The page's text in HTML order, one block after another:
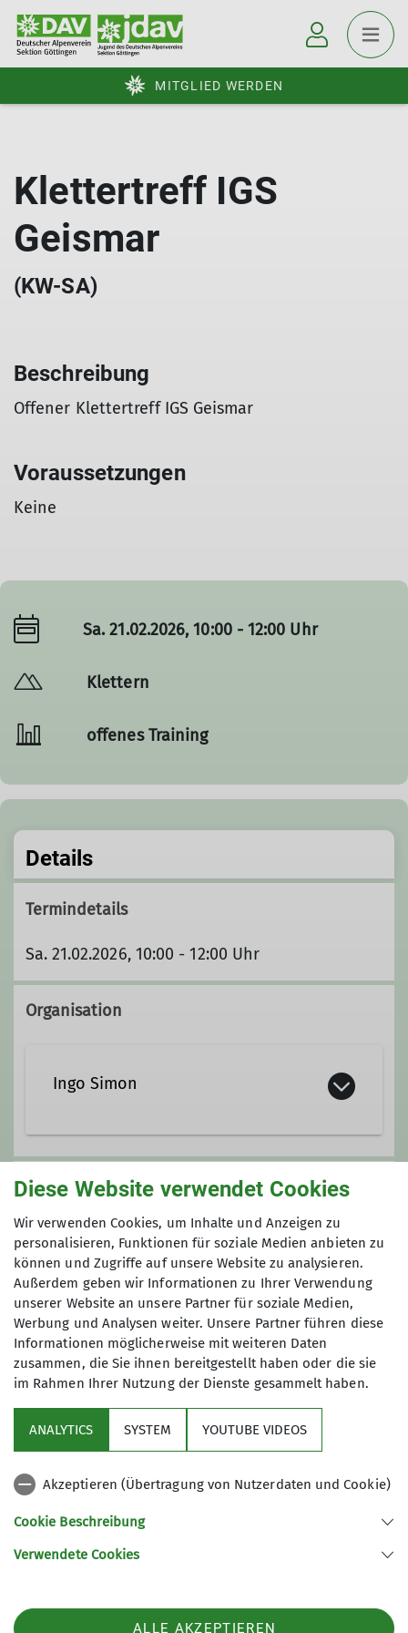
MITGLIED WERDEN
Klettertreff IGS
Geismar
(KW-SA)
Beschreibung
Offener Klettertreff IGS Geismar
Voraussetzungen
Keine
Sa. 21.02.2026, 10:00 - 12:00 Uhr
Klettern
offenes Training
Details
Termindetails
Sa. 21.02.2026, 10:00 - 12:00 Uhr
Organisation
Ingo Simon
ingo.simon@davgoettingen.de
Qualifikationen
Trainer*in C Sportklettern Breitensport
Ämter
Klettergebietsbetreuung
Stellvertretender Wart/Wärtin der
Helletalhütte
Unsere Veranstaltungsorte
IGS Geismar - Sporthalle 2
Schulweg
37083 Göttingen
Sektion
Aktuelles
Sektion Göttingen des Deutschen Alpenvereins e.V.
Diese Website verwendet Cookies
Wir verwenden Cookies, um Inhalte und Anzeigen zu
personalisieren, Funktionen für soziale Medien anbieten zu
können und Zugriffe auf unsere Website zu analysieren.
Außerdem geben wir Informationen zu Ihrer Verwendung
unserer Website an unsere Partner für soziale Medien,
Werbung und Analysen weiter. Unsere Partner führen diese
Informationen möglicherweise mit weiteren Daten
zusammen, die Sie ihnen bereitgestellt haben oder die sie
im Rahmen Ihrer Nutzung der Dienste gesammelt haben.
ANALYTICS SYSTEM YOUTUBE VIDEOS
Akzeptieren (Übertragung von Nutzerdaten und Cookie)
Cookie Beschreibung
Verwendete Cookies
ALLE AKZEPTIEREN